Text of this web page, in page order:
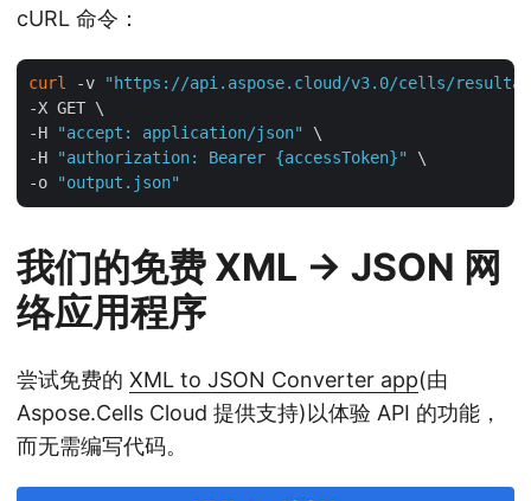
cURL 命令：
curl -v
"https://api.aspose.cloud/v3.0/cells/
-X GET \
-H
"accept: application/json"
\
-H
"authorization: Bearer {accessToken}"
\
-o
"output.json"
我们的免费 XML → JSON 网
络应用程序
尝试免费的 XML to JSON Converter app(由
Aspose.Cells Cloud 提供支持)以体验 API 的功能，
而无需编写代码。